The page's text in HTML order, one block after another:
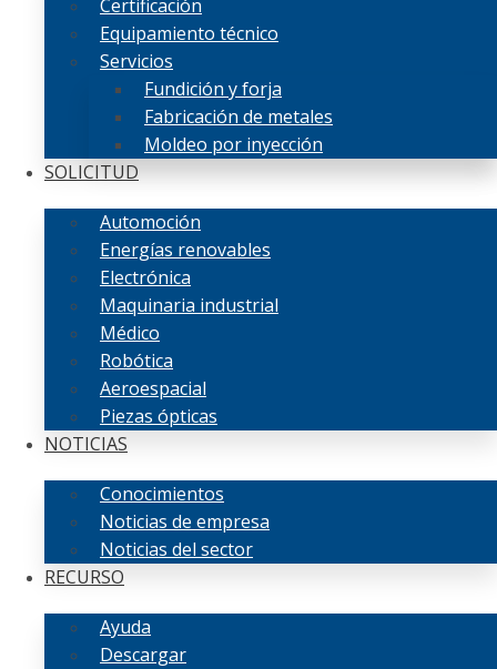
Certificación
Equipamiento técnico
Servicios
Fundición y forja
Fabricación de metales
Moldeo por inyección
SOLICITUD
Automoción
Energías renovables
Electrónica
Maquinaria industrial
Médico
Robótica
Aeroespacial
Piezas ópticas
NOTICIAS
Conocimientos
Noticias de empresa
Noticias del sector
RECURSO
Ayuda
Descargar